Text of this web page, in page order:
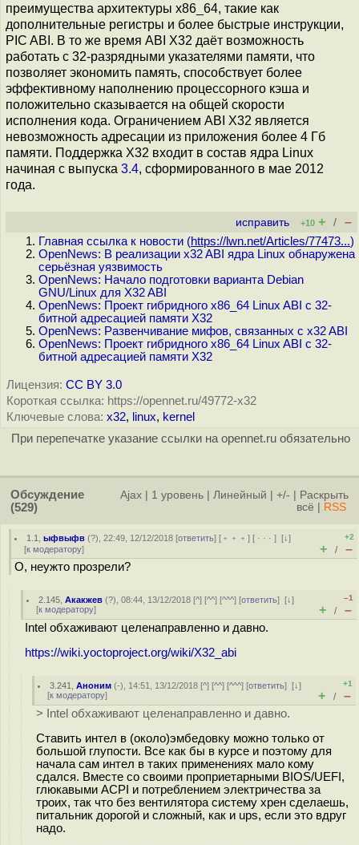
преимущества архитектуры x86_64, такие как
дополнительные регистры и более быстрые инструкции,
PIC ABI. В то же время ABI X32 даёт возможность
работать с 32-разрядными указателями памяти, что
позволяет экономить память, способствует более
эффективному наполнению процессорного кэша и
положительно сказывается на общей скорости
исполнения кода. Ограничением ABI X32 является
невозможность адресации из приложения более 4 Гб
памяти. Поддержка X32 входит в состав ядра Linux
начиная с выпуска 3.4, сформированного в мае 2012
года.
исправить +10 + / –
Главная ссылка к новости (https://lwn.net/Articles/77473...)
OpenNews: В реализации x32 ABI ядра Linux обнаружена
серьёзная уязвимость
OpenNews: Начало подготовки варианта Debian
GNU/Linux для X32 ABI
OpenNews: Проект гибридного x86_64 Linux ABI с 32-
битной адресацией памяти X32
OpenNews: Развенчивание мифов, связанных с x32 ABI
OpenNews: Проект гибридного x86_64 Linux ABI с 32-
битной адресацией памяти X32
Лицензия: CC BY 3.0
Короткая ссылка: https://opennet.ru/49772-x32
Ключевые слова: x32, linux, kernel
При перепечатке указание ссылки на opennet.ru обязательно
Обсуждение
(529)
Ajax 1 уровень Линейный +/-
Раскрыть
всё
RSS
1.1 ,ыфвыфв (?), 22:49, 12/12/2018 [ответить] [ ﹢﹢﹢] [ · · ·][↓]
[к модератору]
+2
+ / –
О, неужто прозрели?
2.145 ,Акакжев (?), 08:44, 13/12/2018 [^] [^^] [^^^] [ответить][↓]
[к модератору]
–1
+ / –
Intel обхаживают целенаправленно и давно.
https://wiki.yoctoproject.org/wiki/X32_abi
3.241 ,Аноним (-), 14:51, 13/12/2018 [^] [^^] [^^^] [ответить][↓]
[к модератору]
+1
+ / –
> Intel обхаживают целенаправленно и давно.
Ставить интел в (около)эмбедовку можно только от
большой глупости. Все как бы в курсе и поэтому для
начала сам интел в таких применениях мало кому
сдался. Вместе со своими проприетарными BIOS/UEFI,
глюкавыми ACPI и потреблением электричества за
троих, так что без вентилятора систему хрен сделаешь,
питальник дорогой и сложный, как и ups, если это вдруг
надо.